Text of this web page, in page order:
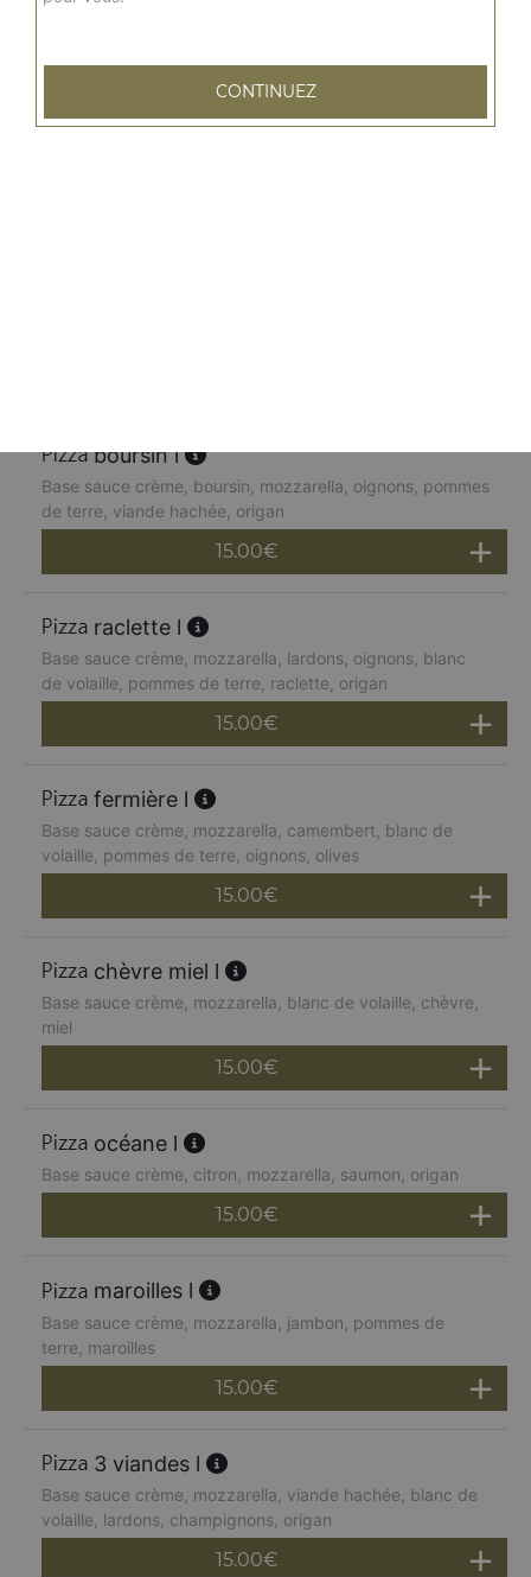
boursin l
Base sauce crème, boursin, mozzarella, oignons, pommes
de terre, viande hachée, origan
15.00€
raclette l
Base sauce crème, mozzarella, lardons, oignons, blanc
de volaille, pommes de terre, raclette, origan
15.00€
fermière l
Base sauce crème, mozzarella, camembert, blanc de
volaille, pommes de terre, oignons, olives
15.00€
chèvre miel l
Base sauce crème, mozzarella, blanc de volaille, chèvre,
miel
15.00€
océane l
Base sauce crème, citron, mozzarella, saumon, origan
15.00€
maroilles l
Base sauce crème, mozzarella, jambon, pommes de
terre, maroilles
15.00€
3 viandes l
Base sauce crème, mozzarella, viande hachée, blanc de
volaille, lardons, champignons, origan
15.00€
CONTINUEZ